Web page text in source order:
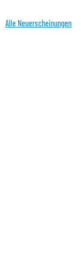
Alle Neuerscheinungen